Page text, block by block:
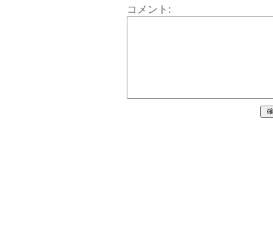
コメント: